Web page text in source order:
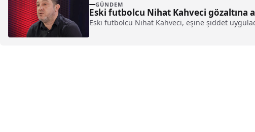
GÜNDEM
Eski futbolcu Nihat Kahveci gözaltına
Eski futbolcu Nihat Kahveci, eşine şiddet